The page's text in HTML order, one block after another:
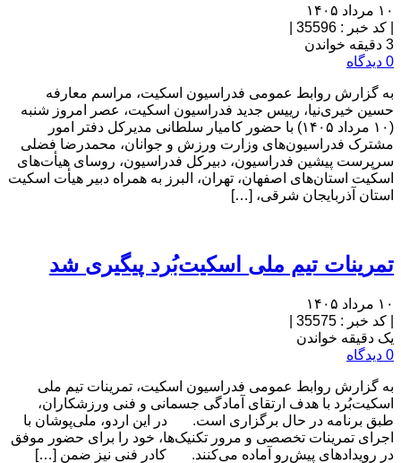
۱۰ مرداد ۱۴۰۵
کد خبر : 35596
3 دقیقه خواندن
0 دیدگاه
به گزارش روابط عمومی فدراسیون اسکیت، مراسم معارفه
حسین خیری‌نیا، رییس جدید فدراسیون اسکیت، عصر امروز شنبه
(۱۰ مرداد ۱۴۰۵) با حضور کامیار سلطانی مدیرکل دفتر امور
مشترک فدراسیون‌های وزارت ورزش و جوانان، محمدرضا فضلی
سرپرست پیشین فدراسیون، دبیرکل فدراسیون، روسای هیأت‌های
اسکیت استان‌های اصفهان، تهران، البرز به همراه دبیر هیأت اسکیت
استان آذربایجان شرقی، […]
تمرینات تیم ملی اسکیت‌بُرد پیگیری شد
۱۰ مرداد ۱۴۰۵
کد خبر : 35575
یک دقیقه خواندن
0 دیدگاه
به گزارش روابط عمومی فدراسیون اسکیت، تمرینات تیم ملی
اسکیت‌بُرد با هدف ارتقای آمادگی جسمانی و فنی ورزشکاران،
طبق برنامه در حال برگزاری است. در این اردو، ملی‌پوشان با
اجرای تمرینات تخصصی و مرور تکنیک‌ها، خود را برای حضور موفق
در رویدادهای پیش‌رو آماده می‌کنند. کادر فنی نیز ضمن […]